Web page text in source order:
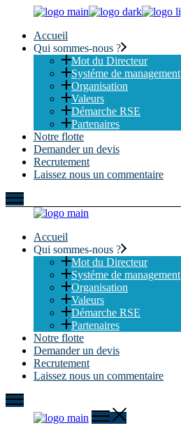
content
Accueil
Qui sommes-nous ?
Mot du Directeur
Systéme de management
Organisation
Valeurs
Démarche RSE
Partenaires
Notre flotte
Demander un devis
Recrutement
Laissez nous un commentaire
Accueil
Qui sommes-nous ?
Mot du Directeur
Systéme de management
Organisation
Valeurs
Démarche RSE
Partenaires
Notre flotte
Demander un devis
Recrutement
Laissez nous un commentaire